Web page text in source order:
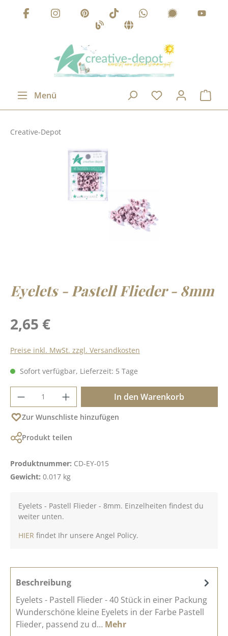
Zum Hauptinhalt springen
Menü
Creative-Depot
Eyelets - Pastell Flieder - 8mm
Regulärer Preis:
2,65 €
Preise inkl. MwSt. zzgl. Versandkosten
Sofort verfügbar, Lieferzeit: 5 Tage
Produkt Anzahl: Gib den gewünschten
In den Warenkorb
Zur Wunschliste hinzufügen
Produkt teilen
Produktnummer: CD-EY-015
Gewicht: 0.017 kg
Eyelets - Pastell Flieder - 8mm. Einzelheiten findest du
weiter unten.
HIER findet Ihr unsere Angel Policy.
Beschreibung
Eyelets - Pastell Flieder - 40 Stück in einer Packung
Wunderschöne kleine Eyelets in der Farbe Pastell
Flieder, passend zu d… Mehr